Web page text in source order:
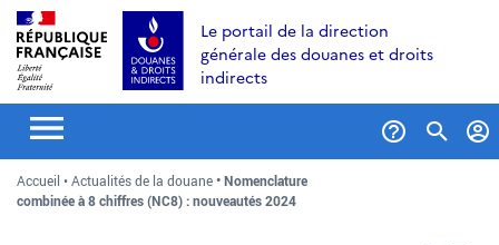
Aller
au
contenu
Aller
recherche
Aller
au
menu
Le portail de la direction
générale des douanes et droits
indirects
Accueil Actualités de la douane
Nomenclature
combinée à 8 chiffres (NC8) : nouveautés 2024